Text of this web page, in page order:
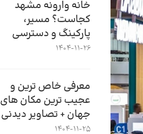
خانه وارونه مشهد
کجاست؟ مسیر،
پارکینگ و دسترسی
1404-11-26
معرفی خاص ترین و
عجیب ترین مکان های
جهان + تصاویر دیدنی
1404-11-25